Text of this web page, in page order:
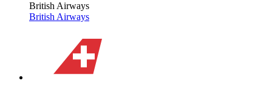
British Airways
British Airways